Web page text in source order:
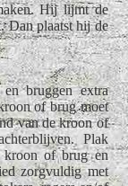
Hij lijmt de
Dan plaatst hij de
bruggen extra
of brug moet
van de kroon of
Plak
kroon of brug en
zorgvuldig met